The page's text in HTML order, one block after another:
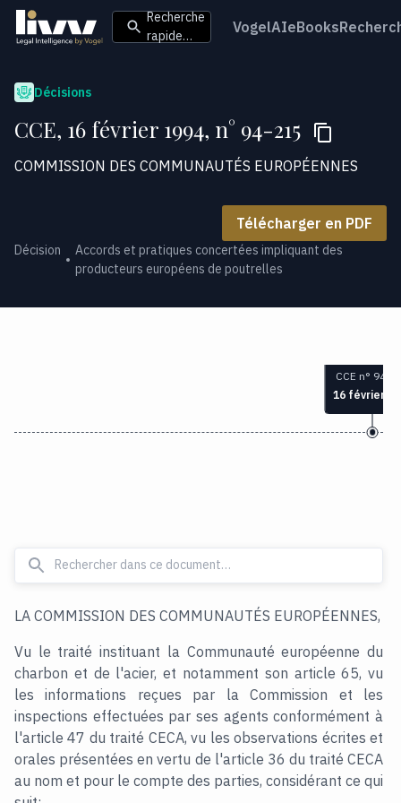
Recherche
rapide…
VogelAIeBooks
Décisions
CCE, 16 février 1994, n° 94-215
COMMISSION DES COMMUNAUTÉS EUROPÉENNES
Télécharger en PDF
Décision
Accords et pratiques concertées impliquant des
producteurs européens de poutrelles
CCE n° 94-
16 février
LA COMMISSION DES COMMUNAUTÉS EUROPÉENNES,
Vu le traité instituant la Communauté européenne du
charbon et de l'acier, et notamment son article 65, vu
les informations reçues par la Commission et les
inspections effectuées par ses agents conformément à
l'article 47 du traité CECA, vu les observations écrites et
orales présentées en vertu de l'article 36 du traité CECA
au nom et pour le compte des parties, considérant ce qui